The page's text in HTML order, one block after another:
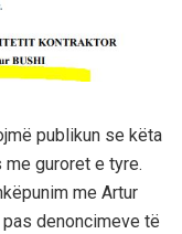
publikun se këta
guroret e tyre.
me Artur
denoncimeve të